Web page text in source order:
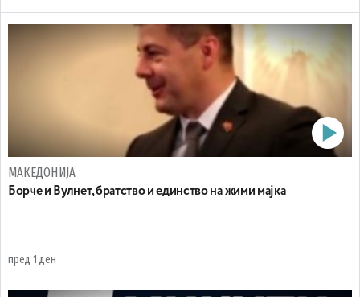
МАКЕДОНИЈА
Борче и Вулнет, братство и единство на жими мајка
пред 1 ден